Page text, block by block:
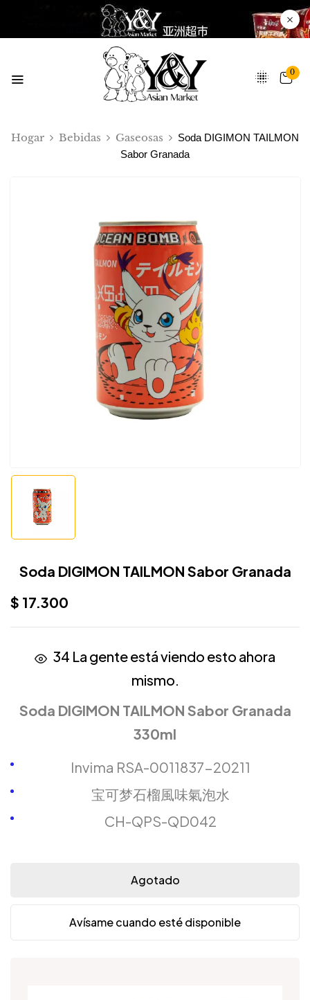
0
Hogar Bebidas Gaseosas
Soda DIGIMON TAILMON
Sabor Granada
Soda DIGIMON TAILMON Sabor Granada
$ 17.300
34 La gente está viendo esto ahora
mismo.
Soda DIGIMON TAILMON Sabor Granada
330ml
Invima RSA-0011837-20211
宝可梦石榴風味氣泡水
CH-QPS-QD042
Agotado
Avísame cuando esté disponible